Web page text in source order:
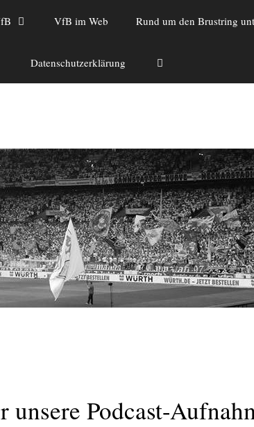
VfB im Web Rund um den Brustring
Datenschutzerklärung
Podcast-